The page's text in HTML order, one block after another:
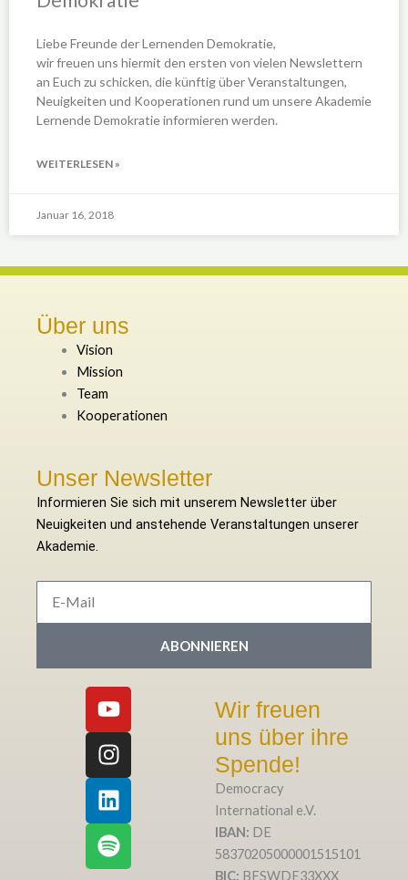
Liebe Freunde der Lernenden Demokratie,
wir freuen uns hiermit den ersten von vielen Newslettern
an Euch zu schicken, die künftig über Veranstaltungen,
Neuigkeiten und Kooperationen rund um unsere Akademie
Lernende Demokratie informieren werden.
WEITERLESEN »
Januar 16, 2018
Über uns
Vision
Mission
Team
Kooperationen
Unser Newsletter
Informieren Sie sich mit unserem Newsletter über
Neuigkeiten und anstehende Veranstaltungen unserer
Akademie.
Mail
ABONNIEREN
Y
o
u
t
u
b
e
I
n
s
t
a
g
r
a
L
i
n
k
e
d
i
n
S
p
o
t
i
f
y
Wir freuen
uns über ihre
Spende!
Democracy
International e.V.
IBAN: DE
58370205000001515101
BIC: BFSWDE33XXX